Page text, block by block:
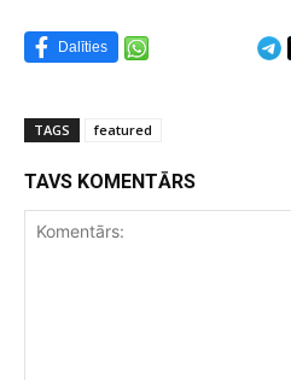
Dalīties
TAGS featured
TAVS KOMENTĀRS